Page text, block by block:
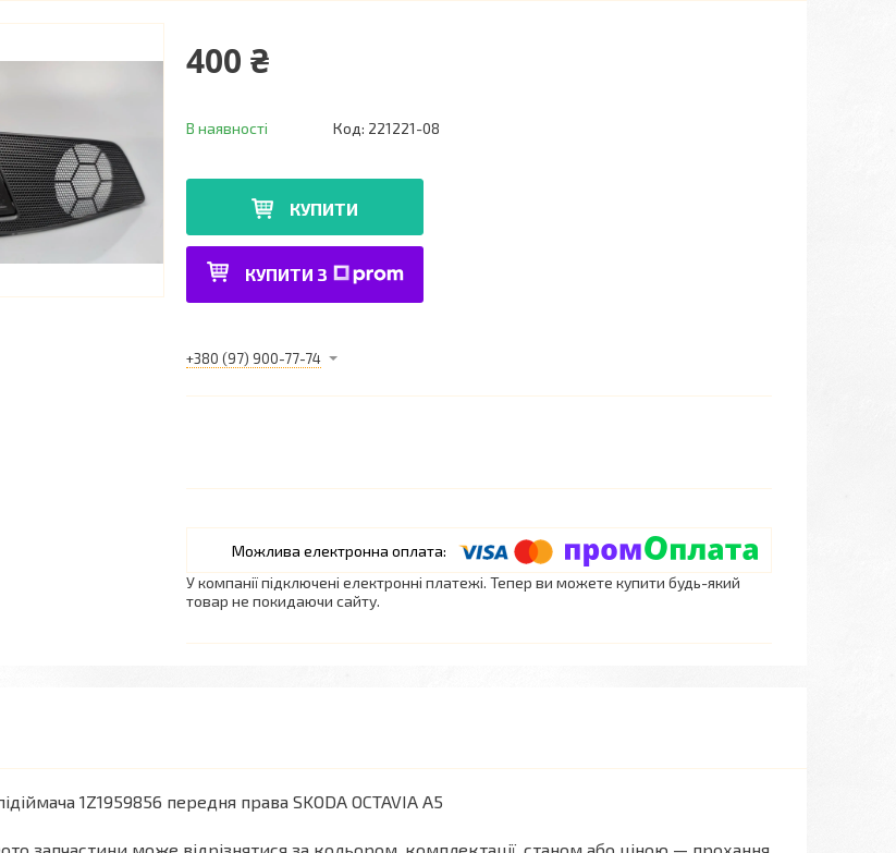
400 ₴
В наявності Код: 221221-08
КУПИТИ
КУПИТИ З
+380 (97) 900-77-74
У компанії підключені електронні платежі. Тепер ви можете купити будь-який
товар не покидаючи сайту.
1Z1959856 передня права SKODA OCTAVIA A5